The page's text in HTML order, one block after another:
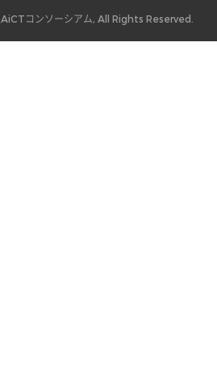
コンソーシアム, All Rights Reserved.